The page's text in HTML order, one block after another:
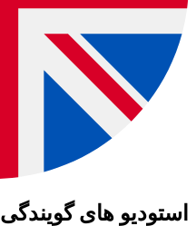
استودیو های گویندگی